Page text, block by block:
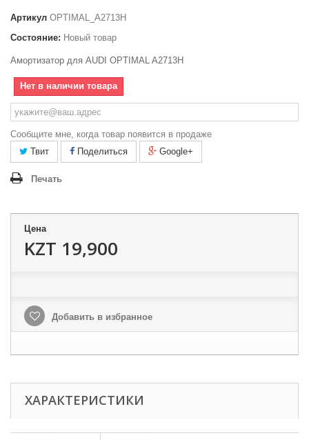
Артикул OPTIMAL_A2713H
Состояние: Новый товар
Амортизатор для AUDI OPTIMAL A2713H
Нет в наличии товара
Сообщите мне, когда товар появится в продаже
Твит
Поделиться Google+
Печать
Цена
KZT 19,900
Добавить в избранное
ХАРАКТЕРИСТИКИ